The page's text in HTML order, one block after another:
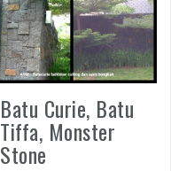
Batu Curie, Batu
Tiffa, Monster
Stone